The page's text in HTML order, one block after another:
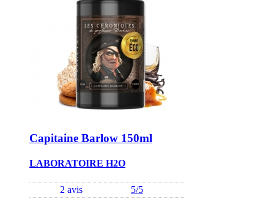
Capitaine Barlow 150ml
LABORATOIRE H2O
2 avis 5/5